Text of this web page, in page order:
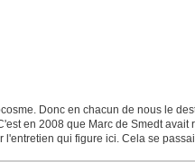
Donc en chacun de nous le
en 2008 que Marc de Smedt avait
l'entretien qui figure ici. Cela se